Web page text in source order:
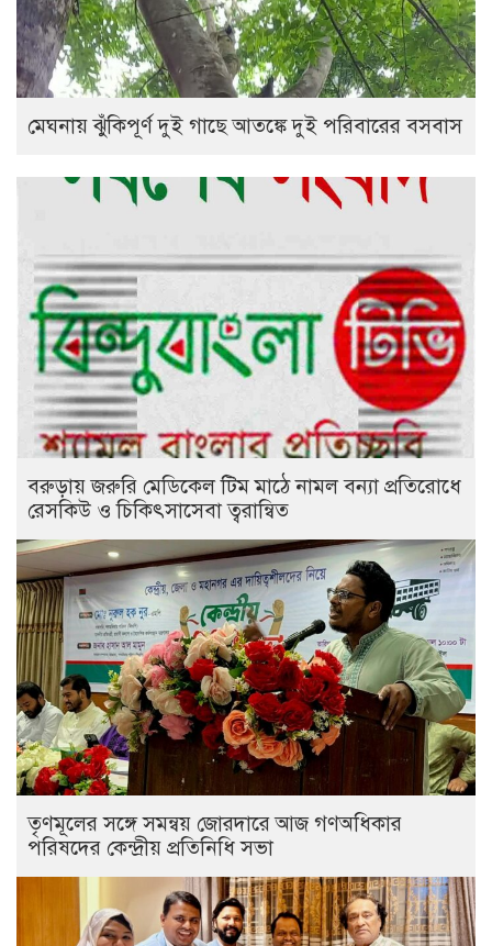
মেঘনায় ঝুঁকিপূর্ণ দুই গাছে আতঙ্কে দুই পরিবারের বসবাস
বরুড়ায় জরুরি মেডিকেল টিম মাঠে নামল বন্যা প্রতিরোধে
রেসকিউ ও চিকিৎসাসেবা ত্বরান্বিত
তৃণমূলের সঙ্গে সমন্বয় জোরদারে আজ গণঅধিকার
পরিষদের কেন্দ্রীয় প্রতিনিধি সভা